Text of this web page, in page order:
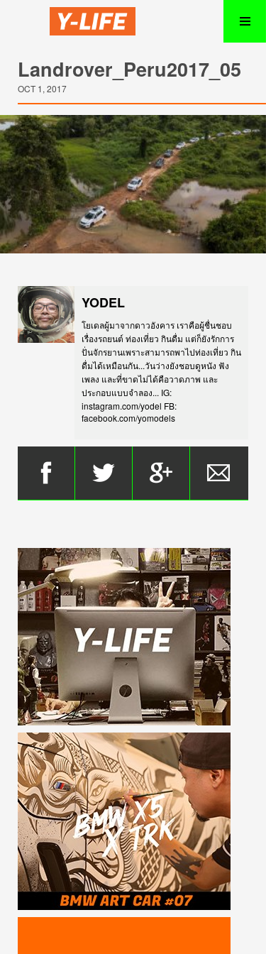
Landrover_Peru2017_05
OCT 1, 2017
YODEL
โยเดลผู้มาจากดาวอังคาร เราคือผู้ชื่นชอบ
เรื่องรถยนต์ ท่องเที่ยว กินดื่ม แต่ก็ยังรักการ
ปั่นจักรยานเพราะสามารถพาไปท่องเที่ยว กิน
ดื่มได้เหมือนกัน...วันว่างยังชอบดูหนัง ฟัง
เพลง และที่ขาดไม่ได้คือวาดภาพ และ
ประกอบแบบจำลอง... IG:
instagram.com/yodel FB:
facebook.com/yomodels